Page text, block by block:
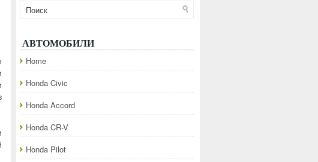
АВТОМОБИЛИ
Home
Honda Civic
Honda Accord
Honda CR-V
Honda Pilot